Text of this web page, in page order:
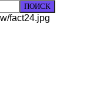
ПОИСК